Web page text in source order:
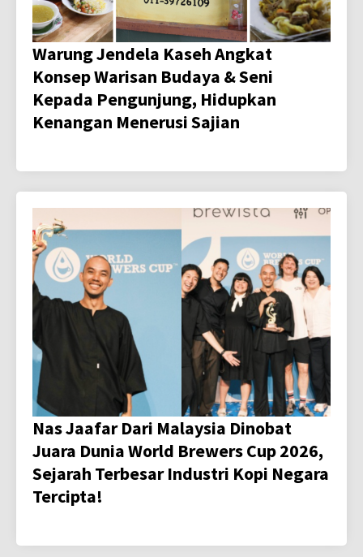
Warung Jendela Kaseh Angkat
Konsep Warisan Budaya & Seni
Kepada Pengunjung, Hidupkan
Kenangan Menerusi Sajian
Nas Jaafar Dari Malaysia Dinobat
Juara Dunia World Brewers Cup 2026,
Sejarah Terbesar Industri Kopi Negara
Tercipta!